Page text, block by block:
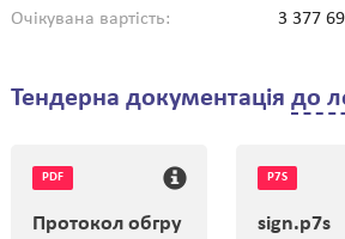
Очікувана вартість:
3 377
Тендерна документація до
PDF
Протокол обгру
P7S
sign.p7s